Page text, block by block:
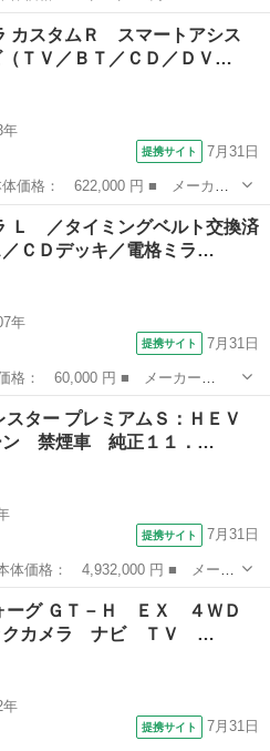
■ グレード名： ２．０ｅ－
ョン 純正ナビ／バック／シルバ
カスタムＲ スマートアシス
ＴＶ／ＢＴ／ＣＤ／ＤＶ…
年
提携サイト 7月31日
■ グレード名： カスタムＲ
／ＢＴ／ＣＤ／ＤＶＤ） バック
Ｌ ／タイミングベルト交換済
ＣＤデッキ／電格ミラ…
年
提携サイト 7月31日
■ グレード名： Ｌ ／タイミ
Ｄデッキ／電格ミラー ■ 排気
スター プレミアムＳ：ＨＥＶ
ン 禁煙車 純正１１．…
提携サイト 7月31日
レスター ■ グレード名： プレ
禁煙車 純正１１．６型ナビＴ
ーグ ＧＴ－Ｈ ＥＸ ４ＷＤ
クカメラ ナビ ＴＶ …
年
提携サイト 7月31日